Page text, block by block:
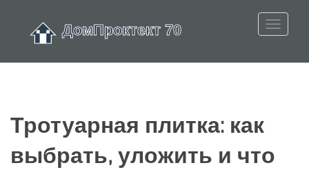
Тротуарная плитка: как
выбрать, уложить и что